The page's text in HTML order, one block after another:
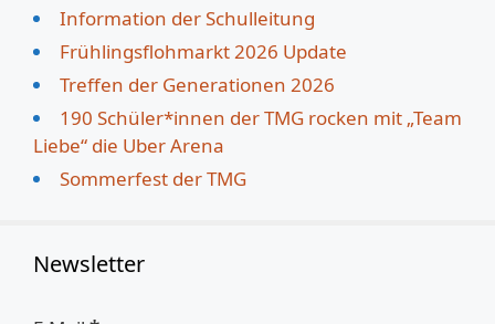
Information der Schulleitung
Frühlingsflohmarkt 2026 Update
Treffen der Generationen 2026
190 Schüler*innen der TMG rocken mit „Team
Liebe“ die Uber Arena
Sommerfest der TMG
Newsletter